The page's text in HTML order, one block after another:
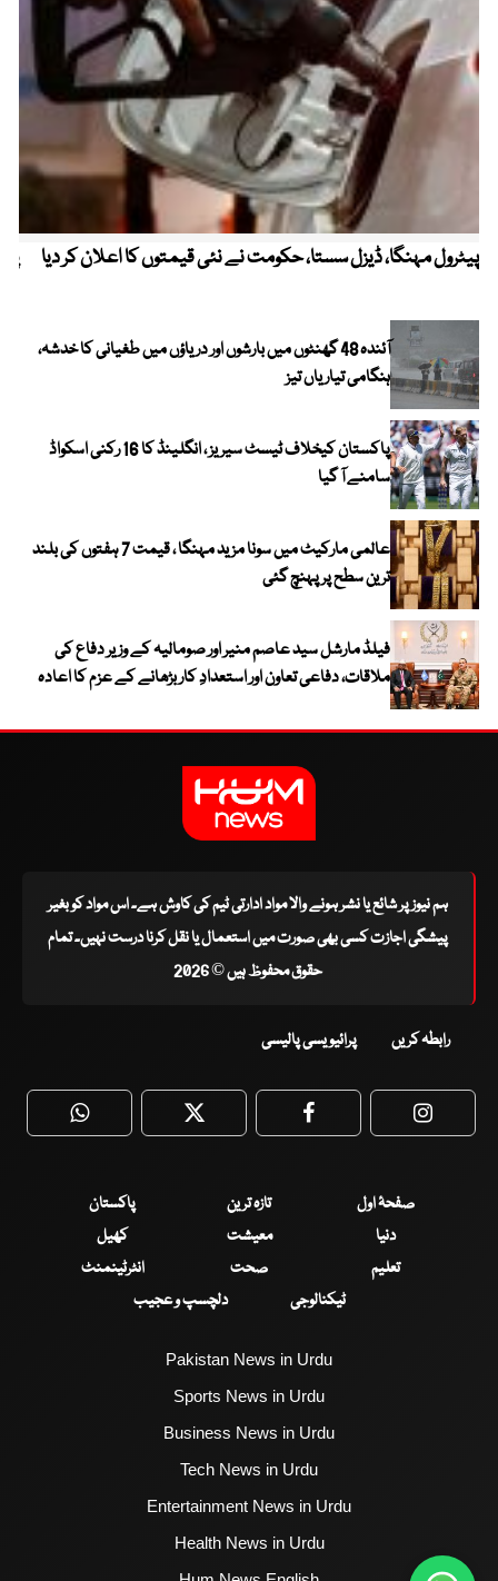
پیٹرول مہنگا، ڈیزل سستا، حکومت نے نئی قیمتوں کا اعلان کر دیا
آئندہ 48 گھنٹوں میں بارشوں اور دریاؤں میں طغیانی کا خدشہ،
ہنگامی تیاریاں تیز
پاکستان کیخلاف ٹیسٹ سیریز ، انگلینڈ کا 16 رکنی اسکواڈ
سامنے آ گیا
عالمی مارکیٹ میں سونا مزید مہنگا ، قیمت 7 ہفتوں کی بلند
ترین سطح پر پہنچ گئی
فیلڈ مارشل سید عاصم منیر اور صومالیہ کے وزیر دفاع کی
ملاقات، دفاعی تعاون اور استعدادِ کار بڑھانے کے عزم کا اعادہ
ہم نیوز پر شائع یا نشر ہونے والا مواد ادارتی ٹیم کی کاوش ہے۔ اس مواد کو بغیر
پیشگی اجازت کسی بھی صورت میں استعمال یا نقل کرنا درست نہیں۔ تمام
حقوق محفوظ ہیں © 2026
رابطہ کریں پرائیویسی پالیسی
WhatsApp Twitter Facebook
صفحۂ اول تازہ ترین
پاکستان
دنیا
معیشت
کھیل
تعلیم
صحت
انٹرٹینمنٹ
ٹیکنالوجی
دلچسپ و عجیب
Pakistan News in Urdu
Sports News in Urdu
Business News in Urdu
Tech News in Urdu
Entertainment News in Urdu
Health News in Urdu